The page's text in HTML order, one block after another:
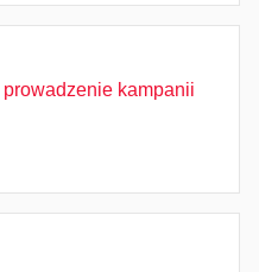
prowadzenie kampanii